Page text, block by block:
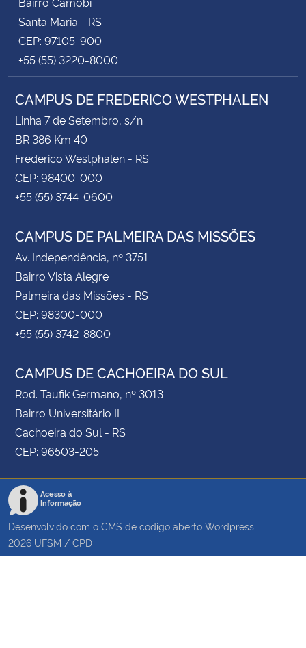
Santa Maria - RS
CEP: 97105-900
+55 (55) 3220-8000
CAMPUS DE FREDERICO WESTPHALEN
Linha 7 de Setembro, s/n
BR 386 Km 40
Frederico Westphalen - RS
CEP: 98400-000
+55 (55) 3744-0600
CAMPUS DE PALMEIRA DAS MISSÕES
Av. Independência, nº 3751
Bairro Vista Alegre
Palmeira das Missões - RS
CEP: 98300-000
+55 (55) 3742-8800
CAMPUS DE CACHOEIRA DO SUL
Rod. Taufik Germano, nº 3013
Bairro Universitário II
Cachoeira do Sul - RS
CEP: 96503-205
Acesso à
Informação
Desenvolvido com o CMS de código aberto Wordpress
2026 UFSM / CPD